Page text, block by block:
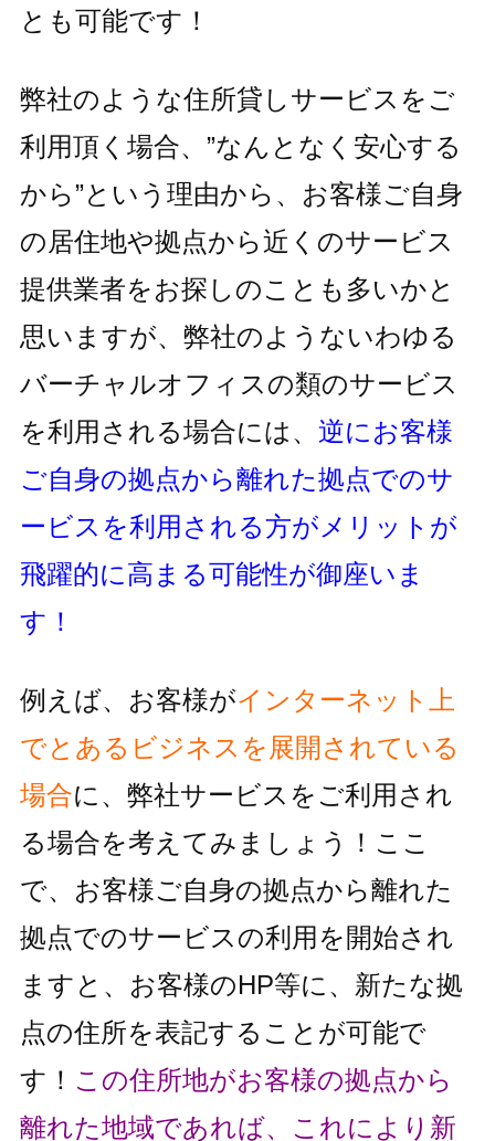
とも可能です！
弊社のような住所貸しサービスをご
利用頂く場合、 ”なんとなく安心する
から”という理由から、お客様ご自身
の居住地や拠点から近くのサービス
提供業者をお探しのことも多いかと
思いますが、 弊社のようないわゆる
バーチャルオフィスの類のサービス
を利用される場合には、 逆にお客様
ご自身の拠点から離れた拠点でのサ
ービスを利用される方がメリットが
飛躍的に高まる可能性が御座いま
す！
例えば、お客様がインターネット上
でとあるビジネスを展開されている
場合に、 弊社サービスをご利用され
る場合を考えてみましょう！ ここ
で、お客様ご自身の拠点から離れた
拠点でのサービスの利用を開始され
ますと、お客様のHP等に、新たな拠
点の住所を表記することが可能で
す！ この住所地がお客様の拠点から
離れた地域であれば、これにより 新